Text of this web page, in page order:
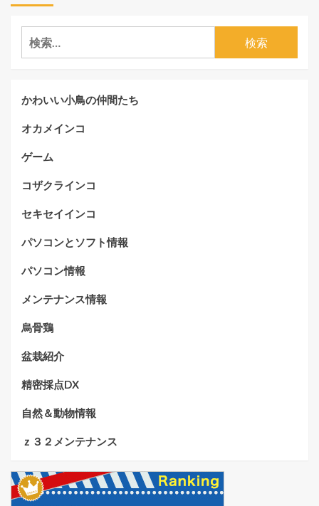
検
索:
かわいい小鳥の仲間たち
オカメインコ
ゲーム
コザクラインコ
セキセイインコ
パソコンとソフト情報
パソコン情報
メンテナンス情報
烏骨鶏
盆栽紹介
精密採点DX
自然＆動物情報
ｚ３２メンテナンス